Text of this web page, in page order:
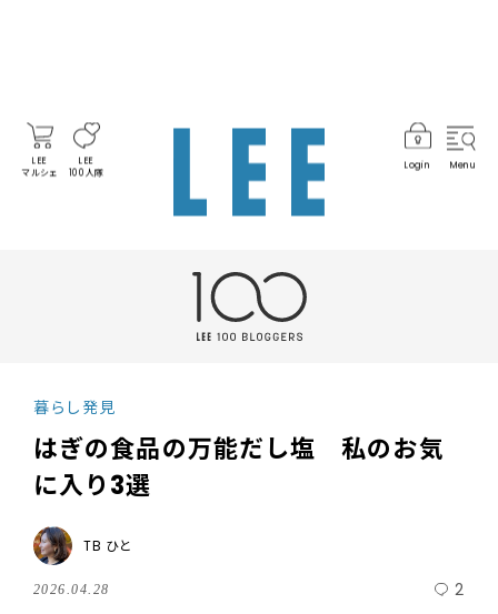
LEE
マルシェ
LEE
100人隊
Login Menu
暮らし発見
はぎの食品の万能だし塩 私のお気
に入り3選
TB ひと
2026.04.28 2